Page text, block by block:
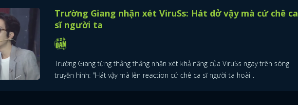
Trường Giang nhận xét ViruSs: Hát dở vậy mà cứ chê ca
sĩ người ta
Trường Giang từng thẳng thắng nhận xét khả năng của ViruSs ngay trên sóng
truyền hình: "Hát vậy mà lên reaction cứ chê ca sĩ người ta hoài".